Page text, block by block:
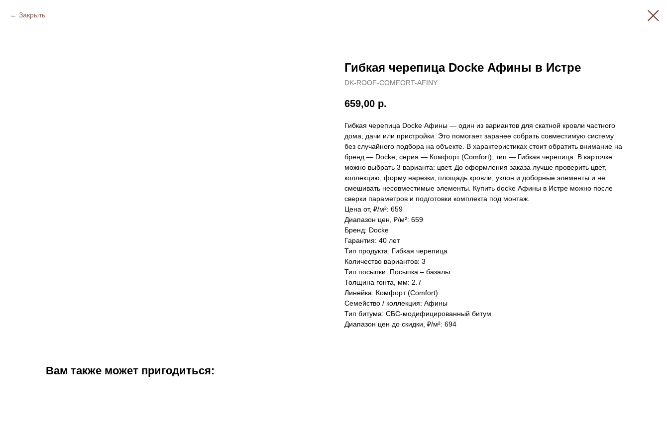
Закрыть
Гибкая черепица Docke Афины в Истре
DK-ROOF-COMFORT-AFINY
659,00 р.
Гибкая черепица Docke Афины — один из вариантов для скатной кровли частного
дома, дачи или пристройки. Это помогает заранее собрать совместимую систему
без случайного подбора на объекте. В характеристиках стоит обратить внимание на
бренд — Docke; серия — Комфорт (Comfort); тип — Гибкая черепица. В карточке
можно выбрать 3 варианта: цвет. До оформления заказа лучше проверить цвет,
коллекцию, форму нарезки, площадь кровли, уклон и доборные элементы и не
смешивать несовместимые элементы. Купить docke Афины в Истре можно после
сверки параметров и подготовки комплекта под монтаж.
Цена от, ₽/м²: 659
Диапазон цен, ₽/м²: 659
Бренд: Docke
Гарантия: 40 лет
Тип продукта: Гибкая черепица
Количество вариантов: 3
Тип посыпки: Посыпка – базальт
Толщина гонта, мм: 2.7
Линейка: Комфорт (Comfort)
Семейство / коллекция: Афины
Тип битума: СБС-модифицированный битум
Диапазон цен до скидки, ₽/м²: 694
Вам также может пригодиться: